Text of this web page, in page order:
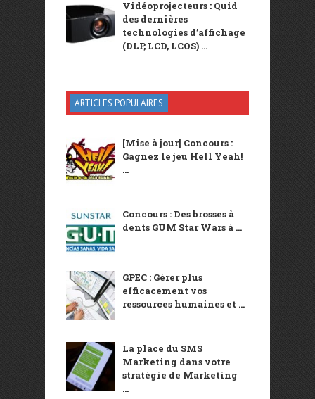
Vidéoprojecteurs : Quid
des dernières
technologies d’affichage
(DLP, LCD, LCOS) ...
ARTICLES POPULAIRES
[Mise à jour] Concours :
Gagnez le jeu Hell Yeah!
...
Concours : Des brosses à
dents GUM Star Wars à ...
GPEC : Gérer plus
efficacement vos
ressources humaines et ...
La place du SMS
Marketing dans votre
stratégie de Marketing
...